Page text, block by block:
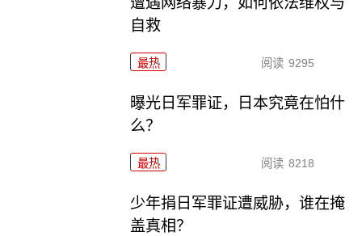
自救
最热 阅读 9295
曝光日军罪证，日本究竟在怕什
么？
最热 阅读 8218
少年捐日军罪证遭威胁，谁在掩
盖真相？